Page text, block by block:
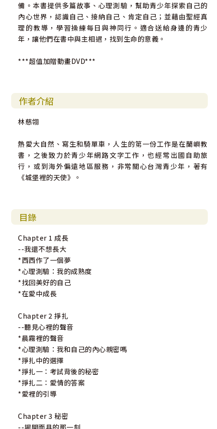
備。本書提供多篇故事、心理測驗，幫助青少年探索自己的
內心世界，認識自己、接納自己、肯定自己；並藉由聖經真
理的教導，學習操練每日與神同行。適合送給身邊的青少
年，讓他們在書中與主相遇，找到生命的意義。
***超值加贈動畫DVD***
作者介紹
林慈翎
熱愛大自然、寫生和騎單車，人生的第一份工作是在蘭嶼教
書，之後致力於青少年網路文字工作，也經常出國自助旅
行，或到海外偏遠地區服務，非常關心台灣青少年，著有
《城堡裡的天使》。
目錄
Chapter 1 成長
--我還不想長大
*西西作了一個夢
*心理測驗：我的成熟度
*找回美好的自己
*在愛中成長
Chapter 2 掙扎
--聽見心裡的聲音
*晨霧裡的聲音
*心理測驗：我和自己的內心親密嗎
*掙扎中的選擇
*掙扎一：考試背後的秘密
*掙扎二：愛情的答案
*愛裡的引導
Chapter 3 秘密